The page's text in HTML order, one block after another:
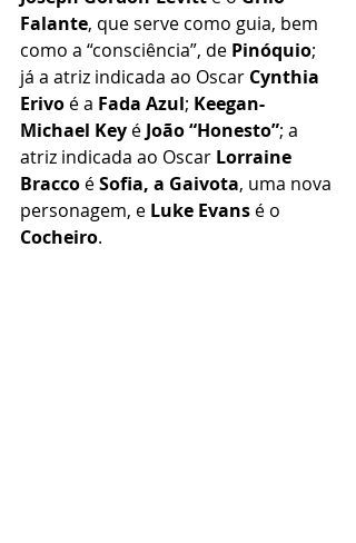
Falante, que serve como guia, bem
como a “consciência”, de Pinóquio;
já a atriz indicada ao Oscar Cynthia
Erivo é a Fada Azul; Keegan-
Michael Key é João “Honesto”; a
atriz indicada ao Oscar Lorraine
Bracco é Sofia, a Gaivota, uma nova
personagem, e Luke Evans é o
Cocheiro.